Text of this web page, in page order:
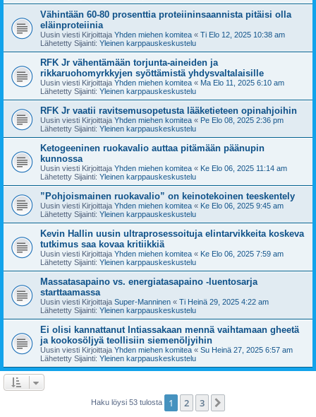
Vähintään 60-80 prosenttia proteiininsaannista pitäisi olla
eläinproteiinia
Uusin viesti Kirjoittaja Yhden miehen komitea « Ti Elo 12, 2025 10:38 am
Lähetetty Sijainti: Yleinen karppauskeskustelu
RFK Jr vähentämään torjunta-aineiden ja
rikkaruohomyrkkyjen syöttämistä yhdysvaltalaisille
Uusin viesti Kirjoittaja Yhden miehen komitea « Ma Elo 11, 2025 6:10 am
Lähetetty Sijainti: Yleinen karppauskeskustelu
RFK Jr vaatii ravitsemusopetusta lääketieteen opinahjoihin
Uusin viesti Kirjoittaja Yhden miehen komitea « Pe Elo 08, 2025 2:36 pm
Lähetetty Sijainti: Yleinen karppauskeskustelu
Ketogeeninen ruokavalio auttaa pitämään päänupin
kunnossa
Uusin viesti Kirjoittaja Yhden miehen komitea « Ke Elo 06, 2025 11:14 am
Lähetetty Sijainti: Yleinen karppauskeskustelu
”Pohjoismainen ruokavalio” on keinotekoinen teeskentely
Uusin viesti Kirjoittaja Yhden miehen komitea « Ke Elo 06, 2025 9:45 am
Lähetetty Sijainti: Yleinen karppauskeskustelu
Kevin Hallin uusin ultraprosessoituja elintarvikkeita koskeva
tutkimus saa kovaa kritiikkiä
Uusin viesti Kirjoittaja Yhden miehen komitea « Ke Elo 06, 2025 7:59 am
Lähetetty Sijainti: Yleinen karppauskeskustelu
Massatasapaino vs. energiatasapaino -luentosarja
starttaamassa
Uusin viesti Kirjoittaja Super-Manninen « Ti Heinä 29, 2025 4:22 am
Lähetetty Sijainti: Yleinen karppauskeskustelu
Ei olisi kannattanut Intiassakaan mennä vaihtamaan gheetä
ja kookosöljyä teollisiin siemenöljyihin
Uusin viesti Kirjoittaja Yhden miehen komitea « Su Heinä 27, 2025 6:57 am
Lähetetty Sijainti: Yleinen karppauskeskustelu
Haku löysi 53 tulosta 1 2 3